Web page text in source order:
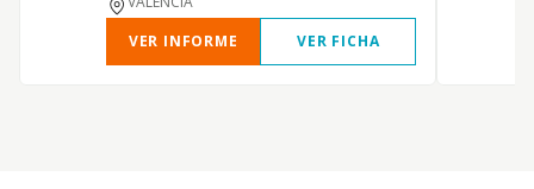
VER INFORME
VER FICHA